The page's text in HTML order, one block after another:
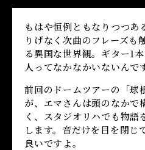
もはや恒例ともなりつつあ
りげなく次曲のフレーズも
る異国な世界観。ギター1
人ってなかなかいないんで
前回のドームツアーの「球
が、エマさんは頭のなかで
く、スタジオリハでも物語
します。音だけを目を閉じ
良いですよ。